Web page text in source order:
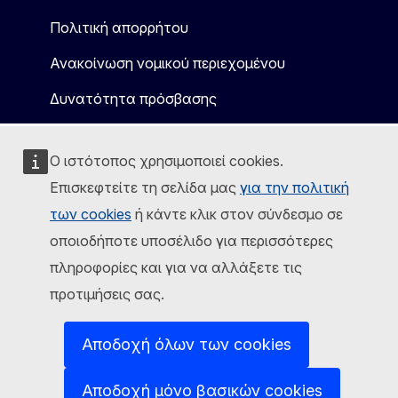
Ο ιστότοπος χρησιμοποιεί cookies.
Επισκεφτείτε τη σελίδα μας για την πολιτική
των cookies ή κάντε κλικ στον σύνδεσμο σε
οποιοδήποτε υποσέλιδο για περισσότερες
πληροφορίες και για να αλλάξετε τις
προτιμήσεις σας.
Αποδοχή όλων των cookies
Αποδοχή μόνο βασικών cookies
Πολιτική απορρήτου
Ανακοίνωση νομικού περιεχομένου
Δυνατότητα πρόσβασης